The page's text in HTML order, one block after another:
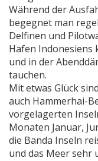
Während der
begegnet man
Delfinen und
Hafen Indonesiens
und in der
tauchen.
Mit etwas Glück
auch Hammerhai-
vorgelagerten
Monaten Januar,
die Banda Inseln
und das Meer sehr